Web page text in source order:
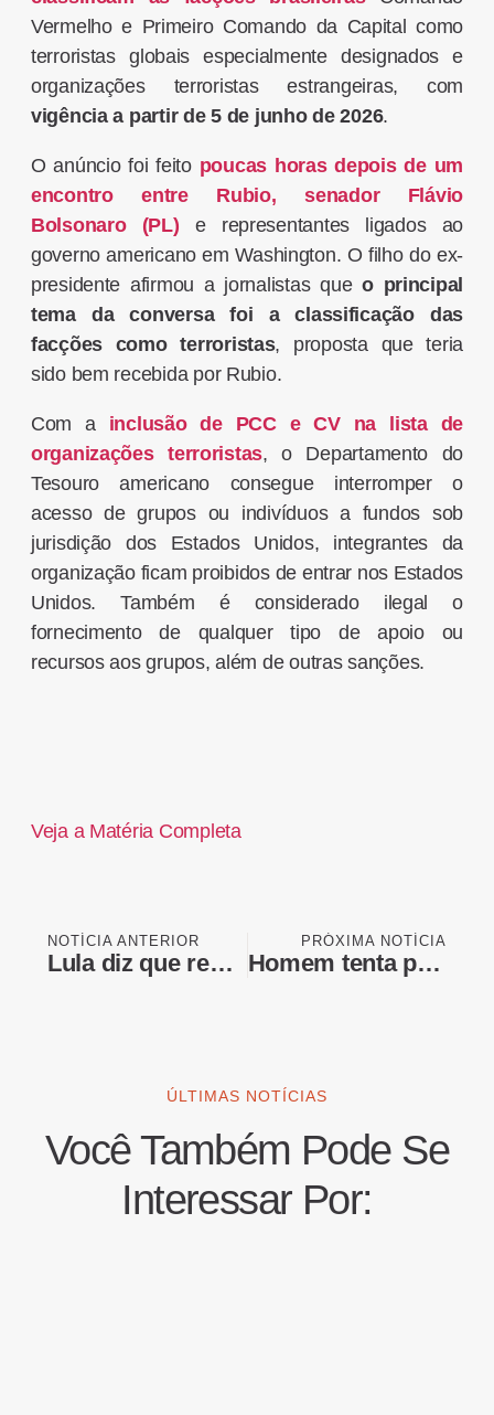
Vermelho e Primeiro Comando da Capital como
terroristas globais especialmente designados e
organizações terroristas estrangeiras, com
vigência a partir de 5 de junho de 2026.
O anúncio foi feito poucas horas depois de um
encontro entre Rubio, senador Flávio
Bolsonaro (PL) e representantes ligados ao
governo americano em Washington. O filho do ex-
presidente afirmou a jornalistas queo principal
tema da conversa foi a classificação das
facções como terroristas, proposta que teria
sido bem recebida por Rubio.
Com a inclusão de PCC e CV na lista de
organizações terroristas, o Departamento do
Tesouro americano consegue interromper o
acesso de grupos ou indivíduos a fundos sob
jurisdição dos Estados Unidos, integrantes da
organização ficam proibidos de entrar nos Estados
Unidos. Também é considerado ilegal o
fornecimento de qualquer tipo de apoio ou
recursos aos grupos, além de outras sanções.
Veja a Matéria Completa
NOTÍCIA ANTERIOR
Lula diz que reenviará indicação de Messias ao STF: "Eu que indico"
PRÓXIMA NOTÍCIA
Homem tenta pular no mar para fugir de abordagem da PM mas acaba preso.mp4
ÚLTIMAS NOTÍCIAS
Você Também Pode Se
Interessar Por: